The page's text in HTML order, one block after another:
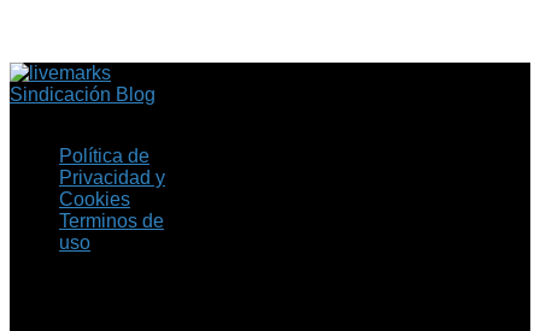
Sindicación Blog
Política de
Privacidad y
Cookies
Terminos de
uso